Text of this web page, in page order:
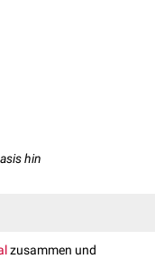
hin
zusammen und